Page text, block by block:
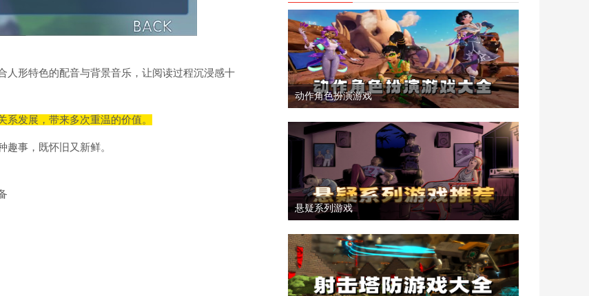
人形特色的配音与背景音乐，让阅读过程沉浸感十
发展，带来多次重温的价值。
事，既怀旧又新鲜。
动作角色扮演游戏
悬疑系列游戏